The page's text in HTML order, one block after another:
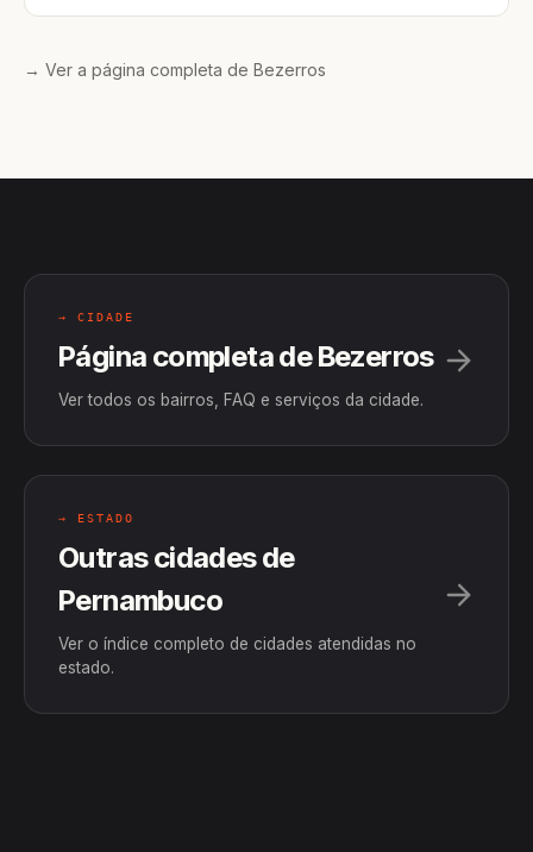
→ Ver a página completa de Bezerros
→ CIDADE
Página completa de Bezerros
Ver todos os bairros, FAQ e serviços da cidade.
→ ESTADO
Outras cidades de
Pernambuco
Ver o índice completo de cidades atendidas no
estado.